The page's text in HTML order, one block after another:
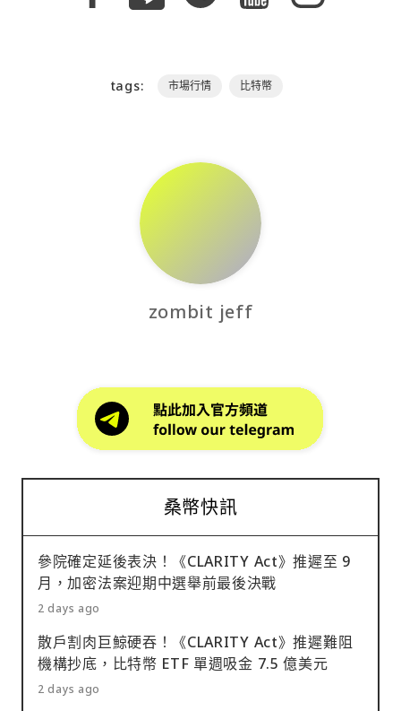
tags: 市場行情 比特幣
zombit jeff
桑幣快訊
參院確定延後表決！《CLARITY Act》推遲至 9
月，加密法案迎期中選舉前最後決戰
2 days ago
散戶割肉巨鯨硬吞！《CLARITY Act》推遲難阻
機構抄底，比特幣 ETF 單週吸金 7.5 億美元
2 days ago